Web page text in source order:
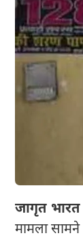
जागृत
मामला